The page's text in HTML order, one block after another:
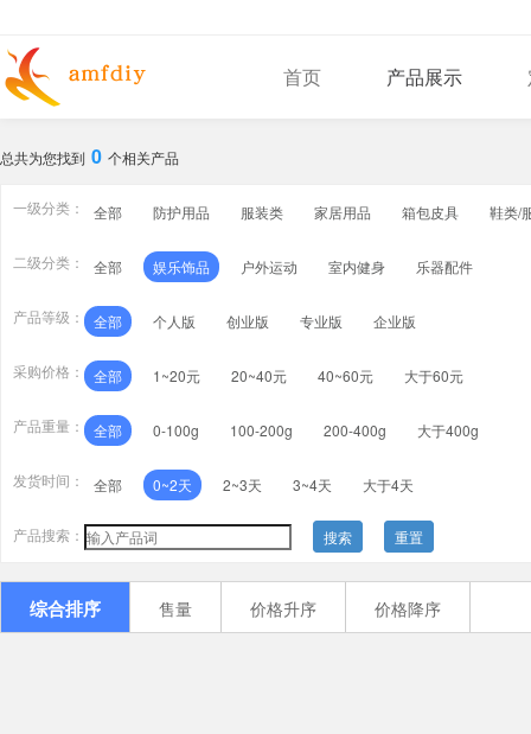
首页 产品展示
总共为您找到 0 个相关产品
一级分类： 全部 防护用品 服装类 家居用品 箱包皮具 鞋类/
二级分类： 全部 娱乐饰品 户外运动 室内健身 乐器配件
产品等级： 全部 个人版 创业版 专业版 企业版
采购价格： 全部 1~20元 20~40元 40~60元 大于60元
产品重量： 全部 0-100g 100-200g 200-400g 大于400g
发货时间： 全部 0~2天 2~3天 3~4天 大于4天
产品搜索： 搜索 重置
综合排序 售量 价格升序 价格降序